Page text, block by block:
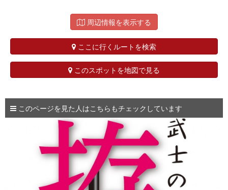
周辺情報を表示する
ここに行くルートを検索
このスポットを地図で見る
このページを見た人はこちらもチェックしています